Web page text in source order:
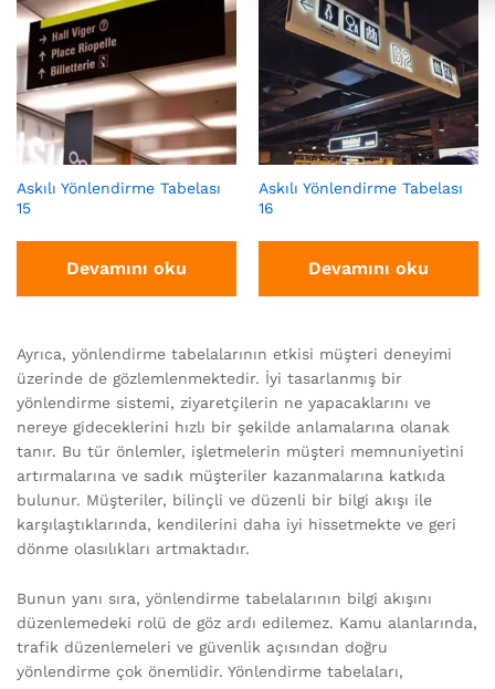
Askılı Yönlendirme Tabelası
15
Devamını oku
Askılı Yönlendirme Tabelası
16
Devamını oku
Ayrıca, yönlendirme tabelalarının etkisi müşteri deneyimi
üzerinde de gözlemlenmektedir. İyi tasarlanmış bir
yönlendirme sistemi, ziyaretçilerin ne yapacaklarını ve
nereye gideceklerini hızlı bir şekilde anlamalarına olanak
tanır. Bu tür önlemler, işletmelerin müşteri memnuniyetini
artırmalarına ve sadık müşteriler kazanmalarına katkıda
bulunur. Müşteriler, bilinçli ve düzenli bir bilgi akışı ile
karşılaştıklarında, kendilerini daha iyi hissetmekte ve geri
dönme olasılıkları artmaktadır.
Bunun yanı sıra, yönlendirme tabelalarının bilgi akışını
düzenlemedeki rolü de göz ardı edilemez. Kamu alanlarında,
trafik düzenlemeleri ve güvenlik açısından doğru
yönlendirme çok önemlidir. Yönlendirme tabelaları,